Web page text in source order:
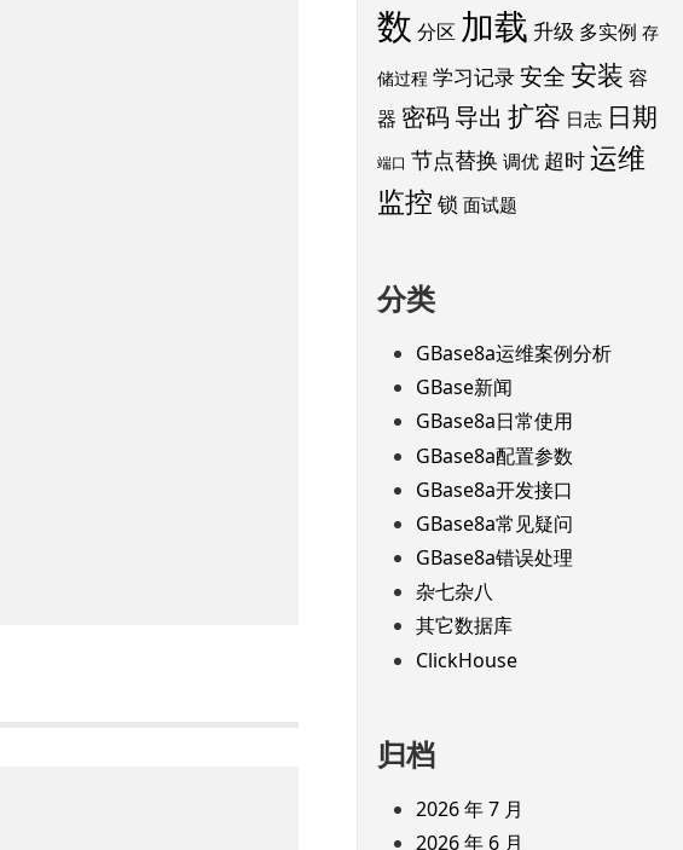
数 分区 加载 升级 多实例 存
储过程 学习记录安全安装 容
器 密码 导出 扩容 日志 日期
端口 节点替换 调优 超时运维
监控 锁 面试题
分类
GBase8a运维案例分析
GBase新闻
GBase8a日常使用
GBase8a配置参数
GBase8a开发接口
GBase8a常见疑问
GBase8a错误处理
杂七杂八
其它数据库
ClickHouse
归档
2026 年 7 月
2026 年 6 月